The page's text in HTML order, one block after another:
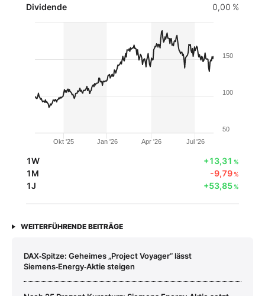
Dividende
0,00 %
Okt '25 Jan '26 Apr '26 Jul '26
50
100
150
1W +13,31 %
1M -9,79%
1J +53,85%
WEITERFÜHRENDE BEITRÄGE
DAX‑Spitze: Geheimes „Project Voyager“ lässt
Siemens‑Energy‑Aktie steigen